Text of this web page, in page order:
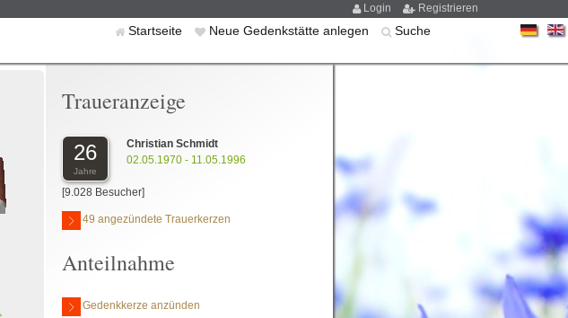
Login Registrieren
Startseite Neue Gedenkstätte anlegen Suche
Traueranzeige
26
Jahre
Christian Schmidt
02.05.1970 - 11.05.1996
[9.028 Besucher]
49 angezündete Trauerkerzen
Anteilnahme
Gedenkkerze anzünden